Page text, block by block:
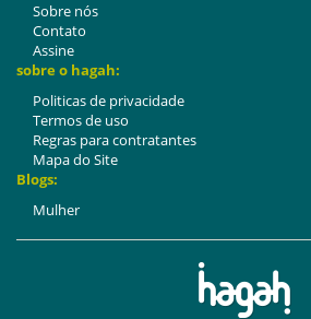
Sobre nós
Contato
Assine
sobre o hagah:
Politicas de privacidade
Termos de uso
Regras para contratantes
Mapa do Site
Blogs:
Mulher